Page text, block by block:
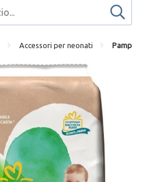
Accessori per neonati Pampers